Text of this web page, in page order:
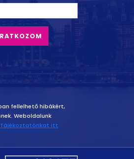
fellelhető hibákért,
Weboldalunk
Tájékoztatónkat itt